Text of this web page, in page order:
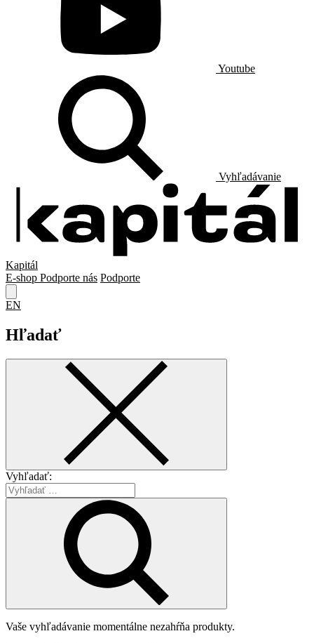
Youtube
Vyhľadávanie
Kapitál
E-shop Podporte nás Podporte
EN
Hľadať
Vyhľadať:
Vaše vyhľadávanie momentálne nezahŕňa produkty.